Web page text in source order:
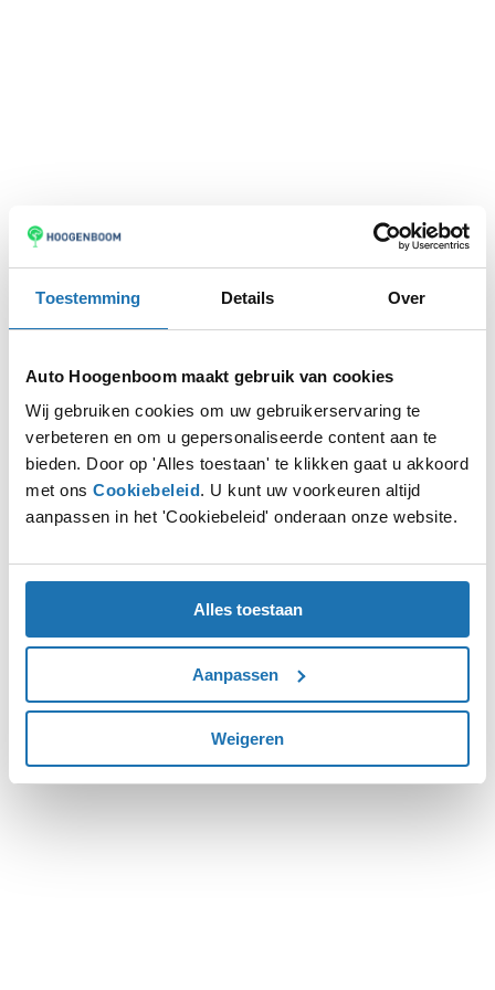
Toestemming Details Over
Auto Hoogenboom maakt gebruik van cookies
Wij gebruiken cookies om uw gebruikerservaring te
verbeteren en om u gepersonaliseerde content aan te
bieden. Door op 'Alles toestaan' te klikken gaat u akkoord
met ons Cookiebeleid. U kunt uw voorkeuren altijd
aanpassen in het 'Cookiebeleid' onderaan onze website.
Alles toestaan
Aanpassen
Weigeren
Application error: aclient-side exception has occurred while
loadingwww.autohoogenboom.nl (see the browser console
more information).